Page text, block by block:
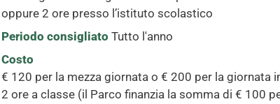
oppure 2 ore presso l’istituto scolastico
Periodo consigliato Tutto l'anno
Costo
€ 120 per la mezza giornata o € 200 per la giornata
2 ore a classe (il Parco finanzia la somma di € 100